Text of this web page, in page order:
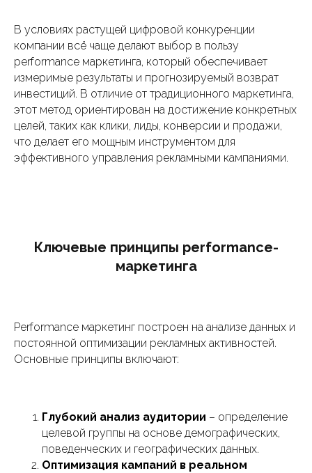
В условиях растущей цифровой конкуренции
компании всё чаще делают выбор в пользу
performance маркетинга, который обеспечивает
измеримые результаты и прогнозируемый возврат
инвестиций. В отличие от традиционного маркетинга,
этот метод ориентирован на достижение конкретных
целей, таких как клики, лиды, конверсии и продажи,
что делает его мощным инструментом для
эффективного управления рекламными кампаниями.
Ключевые принципы performance-
маркетинга
Performance маркетинг построен на анализе данных и
постоянной оптимизации рекламных активностей.
Основные принципы включают:
Глубокий анализ аудитории – определение
целевой группы на основе демографических,
поведенческих и географических данных.
Оптимизация кампаний в реальном